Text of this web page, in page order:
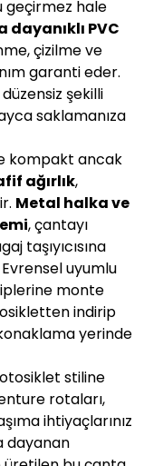
geçirmez hale
dayanıklı PVC
çizilme ve
garanti eder.
şekilli
saklamanıza
kompakt ancak
ağırlık,
Metal halka ve
, çantayı
taşıyıcısına
uyumlu
monte
indirip
yerinde
stiline
rotaları,
ihtiyaçlarınız
dayanan